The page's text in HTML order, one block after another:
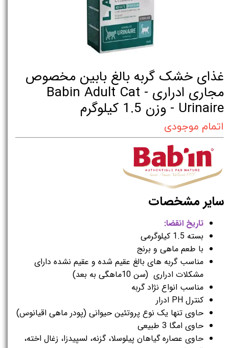
غذای خشک گربه بالغ بابین مخصوص
مجاری ادراری - Babin Adult Cat
Urinaire - وزن 1.5 کیلوگرم
اتمام موجودی
سایر مشخصات
تاریخ انقضا:
بسته 1.5 کیلوگرمی
با طعم ماهی و برنج
مناسب گربه های بالغ عقیم شده و عقیم نشده دارای
مشکلات ادراری (سن 10ماهگی به بعد)
مناسب انواع نژاد گربه
کنترل PH ادرار
حاوی تنها یک نوع پروتئین حیوانی (پودر ماهی اقیانوس)
حاوی امگا 3 طبیعی
حاوی عصاره گیاهان پیلوسلا، گزنه، لسپیدزا، زغال اخته،